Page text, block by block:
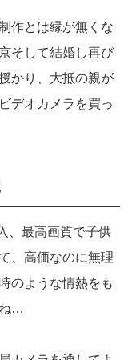
作とは縁が無くな
そして結婚し再び
かり、大抵の親が
デオカメラを買っ
、最高画質で子供
、高価なのに無理
のような情熱をも
…